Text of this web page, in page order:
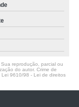
reprodução, parcial ou
do autor. Crime de
Lei 9610/98 - Lei de direitos